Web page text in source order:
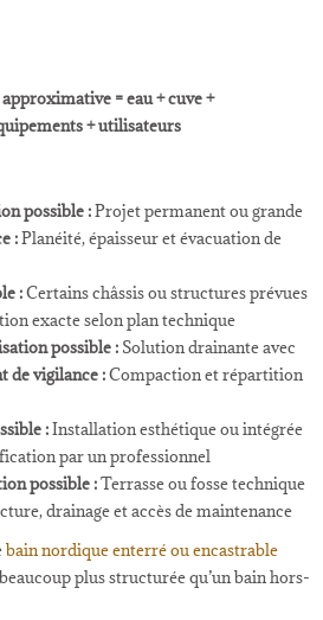
= eau + cuve +
+ utilisateurs
possible :Projet permanent ou grande
:Planéité, épaisseur et évacuation de
:Certains châssis ou structures prévues
exacte selon plan technique
possible : Solution drainante avec
de vigilance :Compaction et répartition
:Installation esthétique ou intégrée
par un professionnel
possible :Terrasse ou fosse technique
drainage et accès de maintenance
bain nordique enterré ou encastrable
plus structurée qu’un bain hors-